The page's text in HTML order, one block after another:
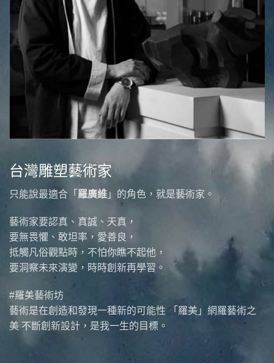
台灣雕塑藝術家
只能說最適合「 羅廣維 」的角色，就是藝術家。
藝術家要認真、真誠、天真，
要無畏懼、敢坦率，愛善良，
抵觸凡俗觀點時，不怕你瞧不起他，
要洞察未來演變，時時創新再學習。
#羅美藝術坊
藝術是在創造和發現一種新的可能性 「羅美」網羅藝術之
美 不斷創新設計，是我一生的目標。